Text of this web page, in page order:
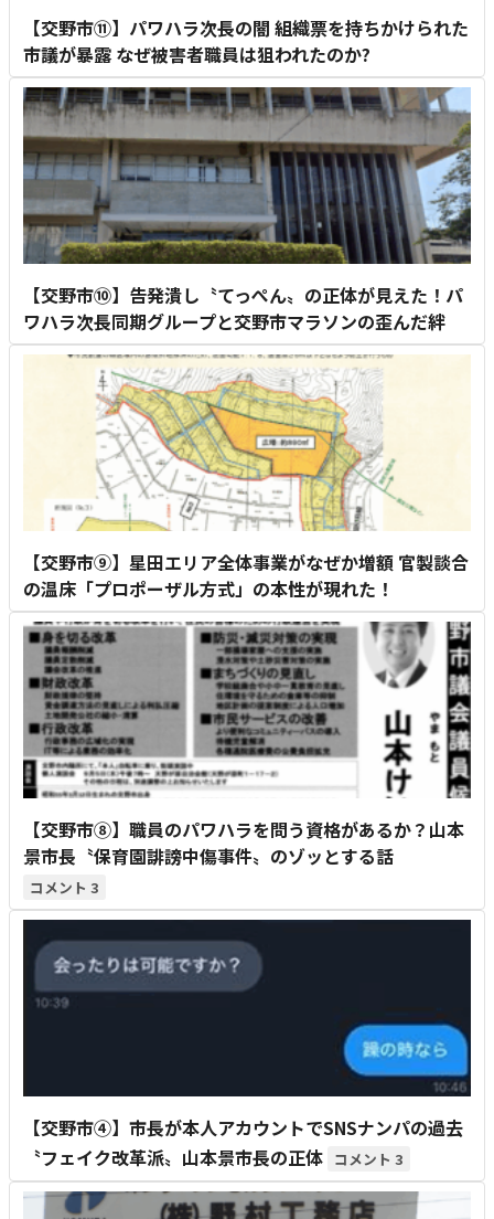
【交野市⑪】パワハラ次長の闇 組織票を持ちかけられた
市議が暴露 なぜ被害者職員は狙われたのか?
【交野市⑩】告発潰し〝てっぺん〟の正体が見えた！パ
ワハラ次長同期グループと交野市マラソンの歪んだ絆
【交野市⑨】星田エリア全体事業がなぜか増額 官製談合
の温床「プロポーザル方式」の本性が現れた！
【交野市⑧】職員のパワハラを問う資格があるか？山本
景市長〝保育園誹謗中傷事件〟のゾッとする話
3
【交野市④】市長が本人アカウントでSNSナンパの過去
〝フェイク改革派〟山本景市長の正体
3